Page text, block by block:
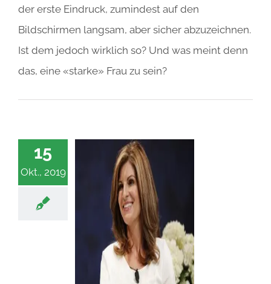
der erste Eindruck, zumindest auf den
Bildschirmen langsam, aber sicher abzuzeichnen.
Ist dem jedoch wirklich so? Und was meint denn
das, eine «starke» Frau zu sein?
15
Okt., 2019